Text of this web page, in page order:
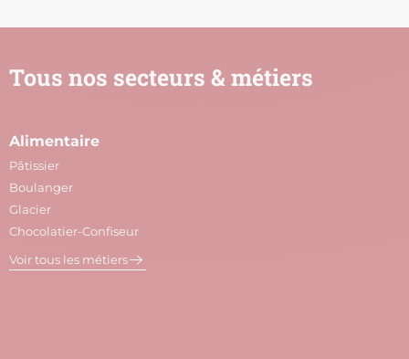
Tous nos secteurs & métiers
Alimentaire
Pâtissier
Boulanger
Glacier
Chocolatier-Confiseur
Voir tous les métiers